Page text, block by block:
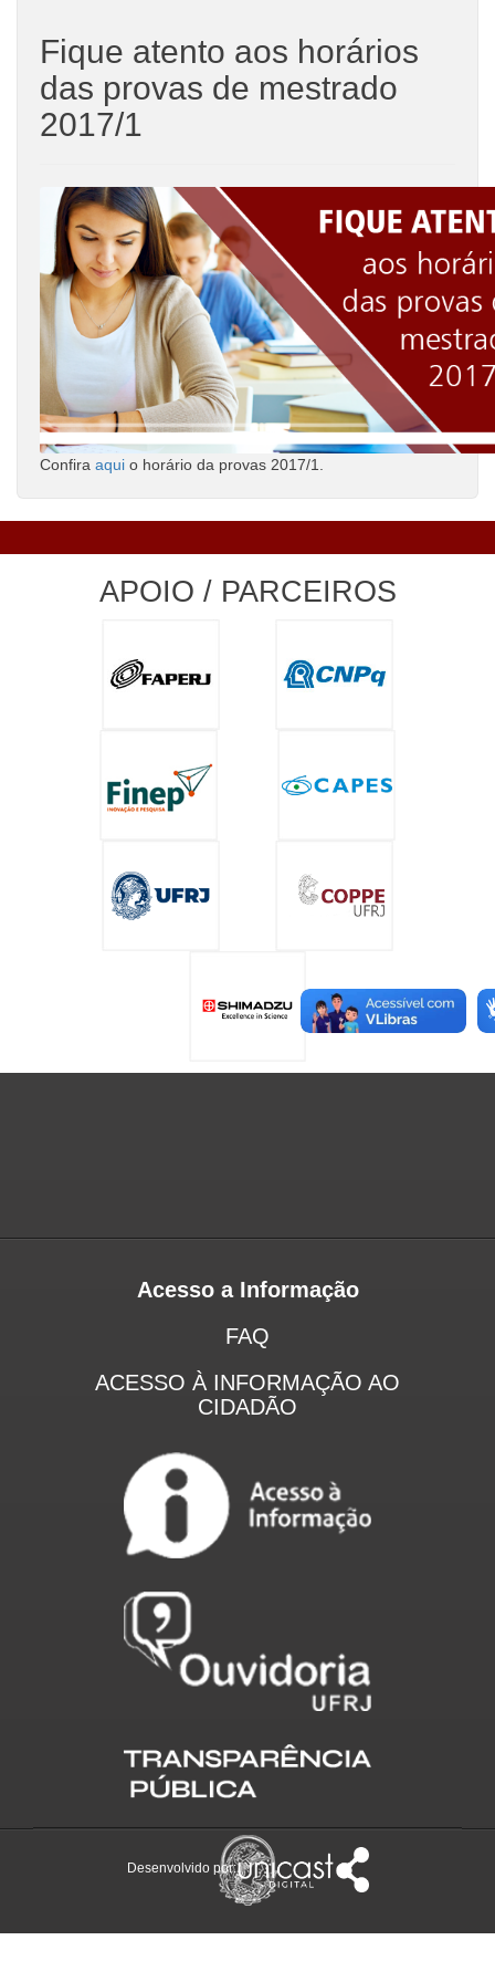
Fique atento aos horários
das provas de mestrado
2017/1
Confira aqui o horário da provas 2017/1.
APOIO / PARCEIROS
Acesso a Informação
FAQ
ACESSO À INFORMAÇÃO AO
CIDADÃO
Desenvolvido por: